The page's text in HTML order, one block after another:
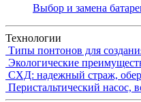
Выбор и замена
Технологии
Типы понтонов для
Экологические
СХД: надежный страж,
Перистальтический насос,